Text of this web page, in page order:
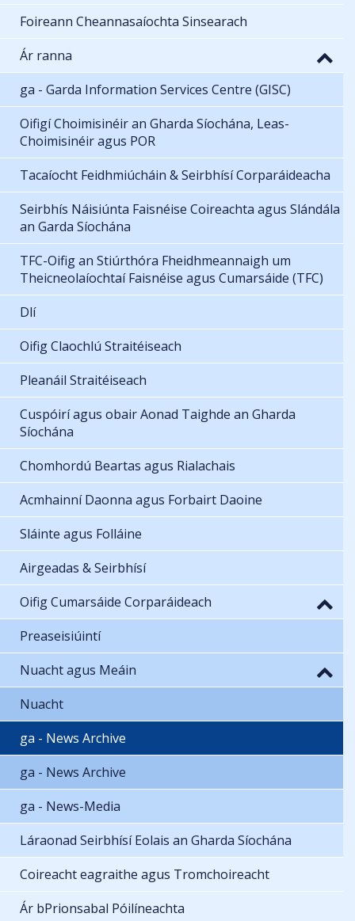
Foireann Cheannasaíochta Sinsearach
Ár ranna
ga - Garda Information Services Centre (GISC)
Oifigí Choimisinéir an Gharda Síochána, Leas-
Choimisinéir agus POR
Tacaíocht Feidhmiúcháin & Seirbhísí Corparáideacha
Seirbhís Náisiúnta Faisnéise Coireachta agus Slándála
an Garda Síochána
TFC-Oifig an Stiúrthóra Fheidhmeannaigh um
Theicneolaíochtaí Faisnéise agus Cumarsáide (TFC)
Dlí
Oifig Claochlú Straitéiseach
Pleanáil Straitéiseach
Cuspóirí agus obair Aonad Taighde an Gharda
Síochána
Chomhordú Beartas agus Rialachais
Acmhainní Daonna agus Forbairt Daoine
Sláinte agus Folláine
Airgeadas & Seirbhísí
Oifig Cumarsáide Corparáideach
Preaseisiúintí
Nuacht agus Meáin
Nuacht
ga - News Archive
ga - News Archive
ga - News-Media
Láraonad Seirbhísí Eolais an Gharda Síochána
Coireacht eagraithe agus Tromchoireacht
Ár bPrionsabal Póilíneachta